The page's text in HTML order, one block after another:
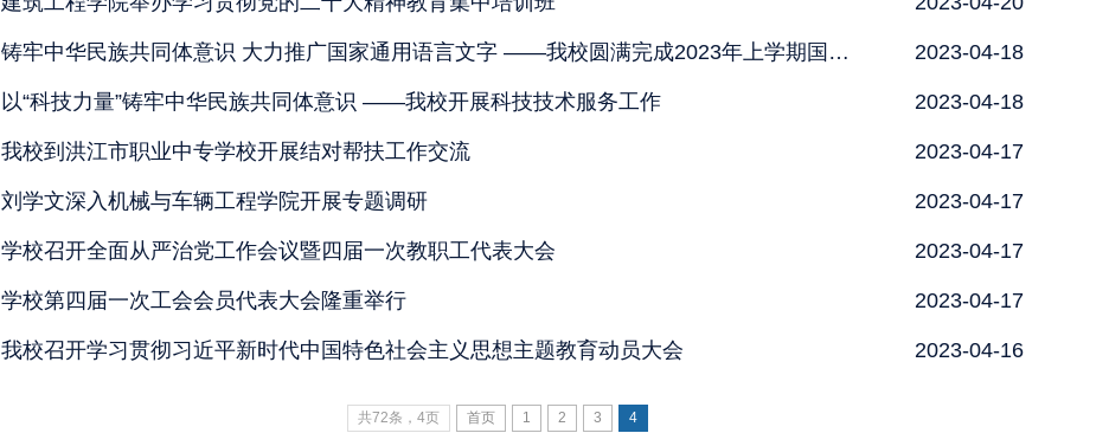
铸牢中华民族共同体意识 大力推广国家通用语言文字 ——我校圆满完成2023年上学期国家普通话水平测试工作 2023-04-18
以“科技力量”铸牢中华民族共同体意识 ——我校开展科技技术服务工作 2023-04-18
我校到洪江市职业中专学校开展结对帮扶工作交流 2023-04-17
刘学文深入机械与车辆工程学院开展专题调研 2023-04-17
学校召开全面从严治党工作会议暨四届一次教职工代表大会 2023-04-17
学校第四届一次工会会员代表大会隆重举行 2023-04-17
我校召开学习贯彻习近平新时代中国特色社会主义思想主题教育动员大会 2023-04-16
共72条，4页 首页 1 2 3 4